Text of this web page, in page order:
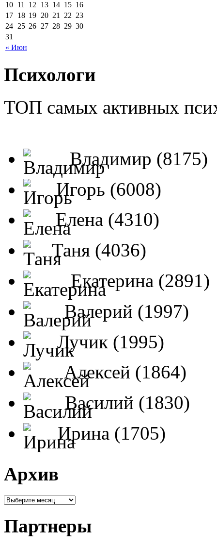
« Июн
10 11 12 13 14 15 16
17 18 19 20 21 22 23
24 25 26 27 28 29 30
31
Психологи
ТОП самых активных
Владимир (8175)
Игорь (6008)
Елена (4310)
Таня (4036)
Екатерина (2891)
Валерий (1997)
Лучик (1995)
Алексей (1864)
Василий (1830)
Ирина (1705)
Архив
Партнеры